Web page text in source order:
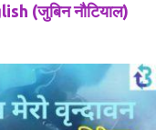
(जुबिन नौटियाल)